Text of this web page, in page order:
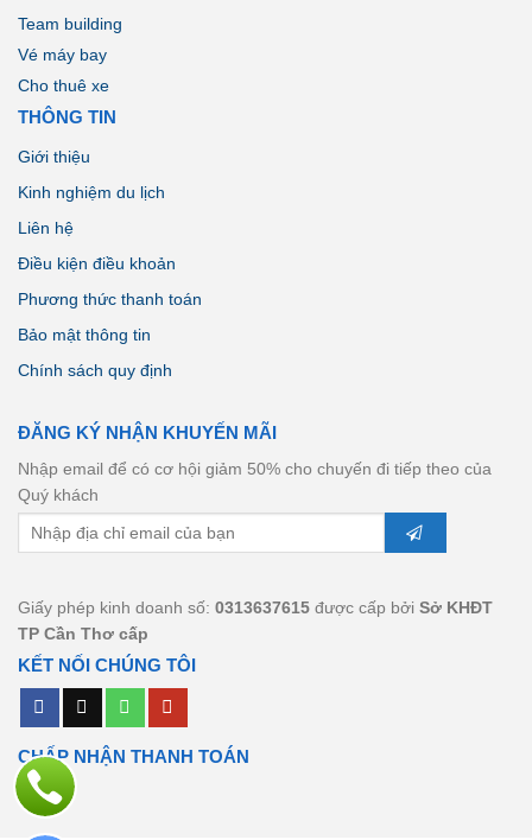
Team building
Vé máy bay
Cho thuê xe
THÔNG TIN
Giới thiệu
Kinh nghiệm du lịch
Liên hệ
Điều kiện điều khoản
Phương thức thanh toán
Bảo mật thông tin
Chính sách quy định
ĐĂNG KÝ NHẬN KHUYẾN MÃI
Nhập email để có cơ hội giảm 50% cho chuyến đi tiếp theo của
Quý khách
Giấy phép kinh doanh số: 0313637615 được cấp bởi Sở KHĐT
TP Cần Thơ cấp
KẾT NỐI CHÚNG TÔI
CHẤP NHẬN THANH TOÁN